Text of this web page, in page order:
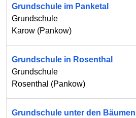
Grundschule im Panketal
Grundschule
Karow (Pankow)
Grundschule in Rosenthal
Grundschule
Rosenthal (Pankow)
Grundschule unter den Bäumen